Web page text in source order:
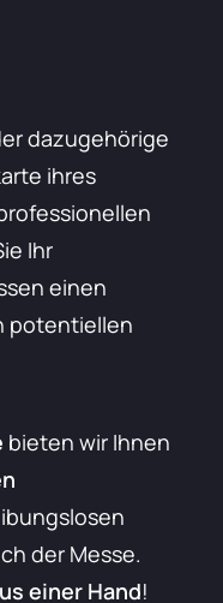
dazugehörige
ihres
Ihr
einen
potentiellen
bieten wir Ihnen
der Messe.
einer Hand!